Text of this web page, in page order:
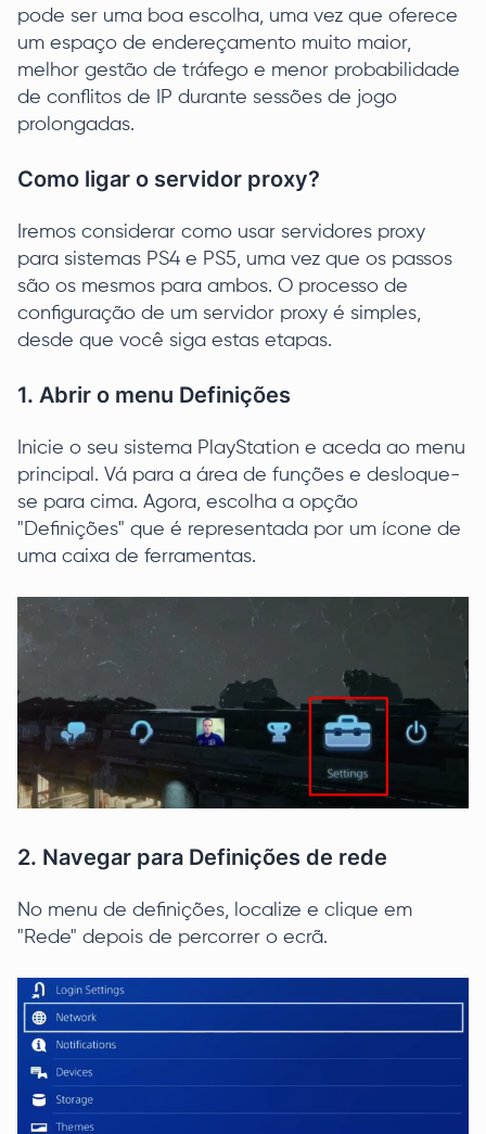
pode ser uma boa escolha, uma vez que oferece
um espaço de endereçamento muito maior,
melhor gestão de tráfego e menor probabilidade
de conflitos de IP durante sessões de jogo
prolongadas.
Como ligar o servidor proxy?
Iremos considerar como usar servidores proxy
para sistemas PS4 e PS5, uma vez que os passos
são os mesmos para ambos. O processo de
configuração de um servidor proxy é simples,
desde que você siga estas etapas.
1. Abrir o menu Definições
Inicie o seu sistema PlayStation e aceda ao menu
principal. Vá para a área de funções e desloque-
se para cima. Agora, escolha a opção
"Definições" que é representada por um ícone de
uma caixa de ferramentas.
2. Navegar para Definições de rede
No menu de definições, localize e clique em
"Rede" depois de percorrer o ecrã.